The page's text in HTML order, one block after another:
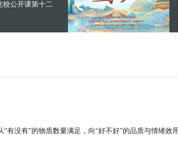
校公开课第十二
没有”的物质数量满足，向“好不好”的品质与情绪效